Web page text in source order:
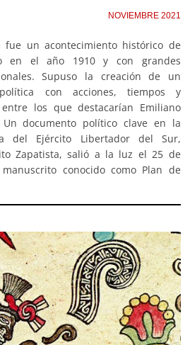
NOVIEMBRE 2021
fue un acontecimiento histórico de
en el año 1910 y con grandes
Supuso la creación de un
con acciones, tiempos y
los que destacarían Emiliano
documento político clave en la
del Ejército Libertador del Sur,
Zapatista, salió a la luz el 25 de
conocido como Plan de